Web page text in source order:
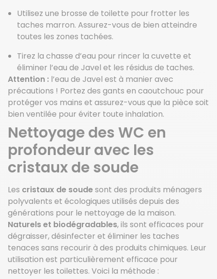
Utilisez une brosse de toilette pour frotter les
taches marron. Assurez-vous de bien atteindre
toutes les zones tachées.
Tirez la chasse d’eau pour rincer la cuvette et
éliminer l’eau de Javel et les résidus de taches.
Attention : l’eau de Javel est à manier avec
précautions ! Portez des gants en caoutchouc pour
protéger vos mains et assurez-vous que la pièce soit
bien ventilée pour éviter toute inhalation.
Nettoyage des WC en
profondeur avec les
cristaux de soude
Les cristaux de soudesont des produits ménagers
polyvalents et écologiques utilisés depuis des
générations pour le nettoyage de la maison.
Naturels et biodégradables, ils sont efficaces pour
dégraisser, désinfecter et éliminer les taches
tenaces sans recourir à des produits chimiques. Leur
utilisation est particulièrement efficace pour
nettoyer les toilettes. Voici la méthode :